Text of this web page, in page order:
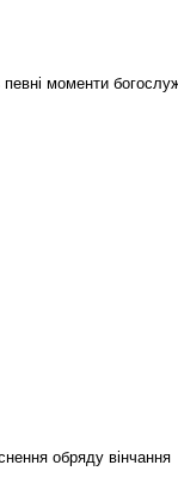
моменти
обряду вінчання